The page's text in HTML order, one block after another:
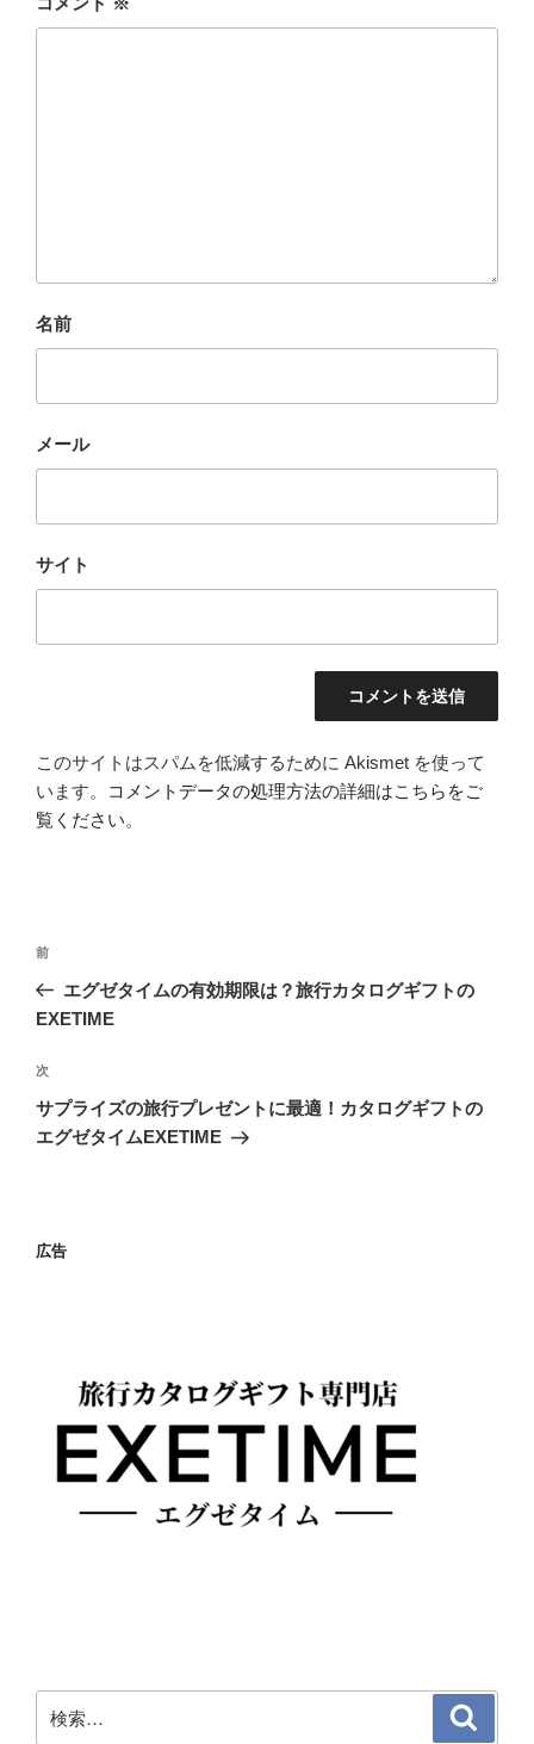
名前
メール
サイト
このサイトはスパムを低減するために Akismet を使って
います。
コメントデータの処理方法の詳細はこちらをご
覧ください。
投
ナ
ゲ
ー
シ
前
の
投
前
エグゼタイムの有効期限は？旅行カタログギフトの
EXETIME
次
の
投
次
サプライズの旅行プレゼントに最適！カタログギフトの
エグゼタイムEXETIME
広告
索: